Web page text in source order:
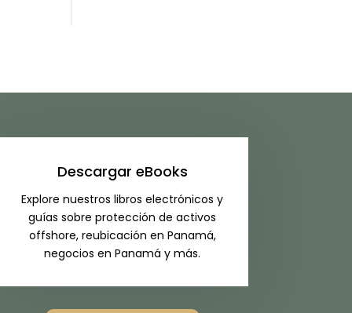
Descargar eBooks
Explore nuestros libros electrónicos y
guías sobre protección de activos
offshore, reubicación en Panamá,
negocios en Panamá y más.